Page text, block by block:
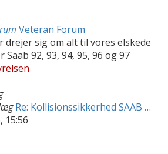
Veteran Forum
drejer sig om alt til vores elskede
92, 93, 94, 95, 96 og 97
Re: Kollisionssikkerhed SAAB …
15:56